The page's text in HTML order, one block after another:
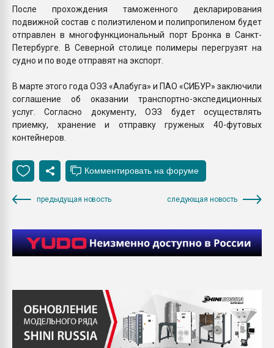
После прохождения таможенного декларирования
подвижной состав с полиэтиленом и полипропиленом будет
отправлен в многофункциональный порт Бронка в Санкт-
Петербурге. В Северной столице полимеры перегрузят на
судно и по воде отправят на экспорт.
В марте этого года ОЭЗ «Алабуга» и ПАО «СИБУР» заключили
соглашение об оказании транспортно-экспедиционных
услуг. Согласно документу, ОЭЗ будет осуществлять
приемку, хранение и отправку груженых 40-футовых
контейнеров.
предыдущая новость следующая новость